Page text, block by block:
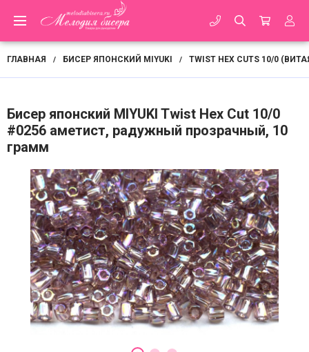
ГЛАВНАЯ / БИСЕР ЯПОНСКИЙ MIYUKI / TWIST HEX CUTS 10/0
Бисер японский MIYUKI Twist Hex Cut 10/0
#0256 аметист, радужный прозрачный, 10
грамм